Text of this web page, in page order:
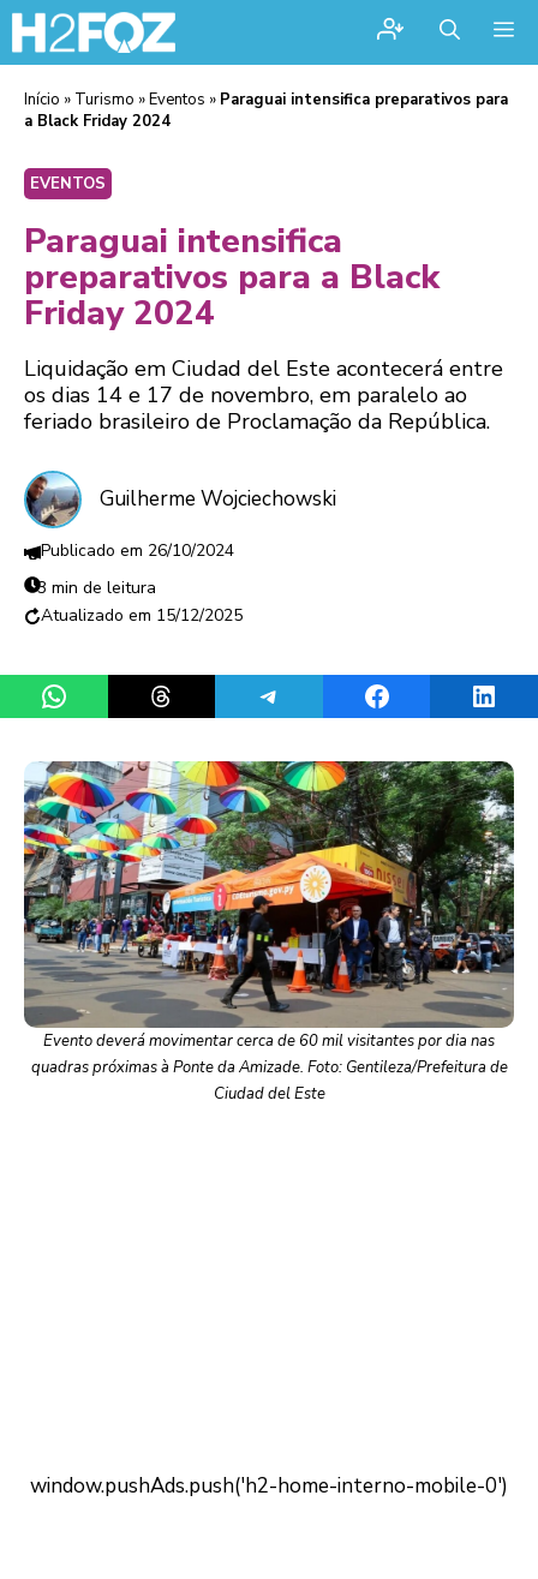
Início » Turismo »Eventos » Paraguai intensifica preparativos para
a Black Friday 2024
EVENTOS
Paraguai intensifica
preparativos para a Black
Friday 2024
Liquidação em Ciudad del Este acontecerá entre
os dias 14 e 17 de novembro, em paralelo ao
feriado brasileiro de Proclamação da República.
Guilherme Wojciechowski
26/10/2024
3 min de leitura
15/12/2025
Share on WhatsAppShare on ThreadsShare on TelegramShare on Facebook
Evento deverá movimentar cerca de 60 mil visitantes por dia nas
quadras próximas à Ponte da Amizade. Foto: Gentileza/Prefeitura de
Ciudad del Este